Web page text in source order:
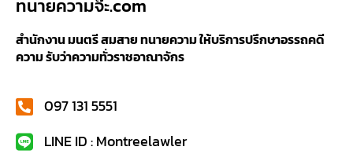
ทนายความจ๊ะ.com
สำนักงาน มนตรี สมสาย ทนายความ ให้บริการปรึกษาอรรถคดี
ความ รับว่าความทั่วราชอาณาจักร
097 131 5551
LINE ID : Montreelawler